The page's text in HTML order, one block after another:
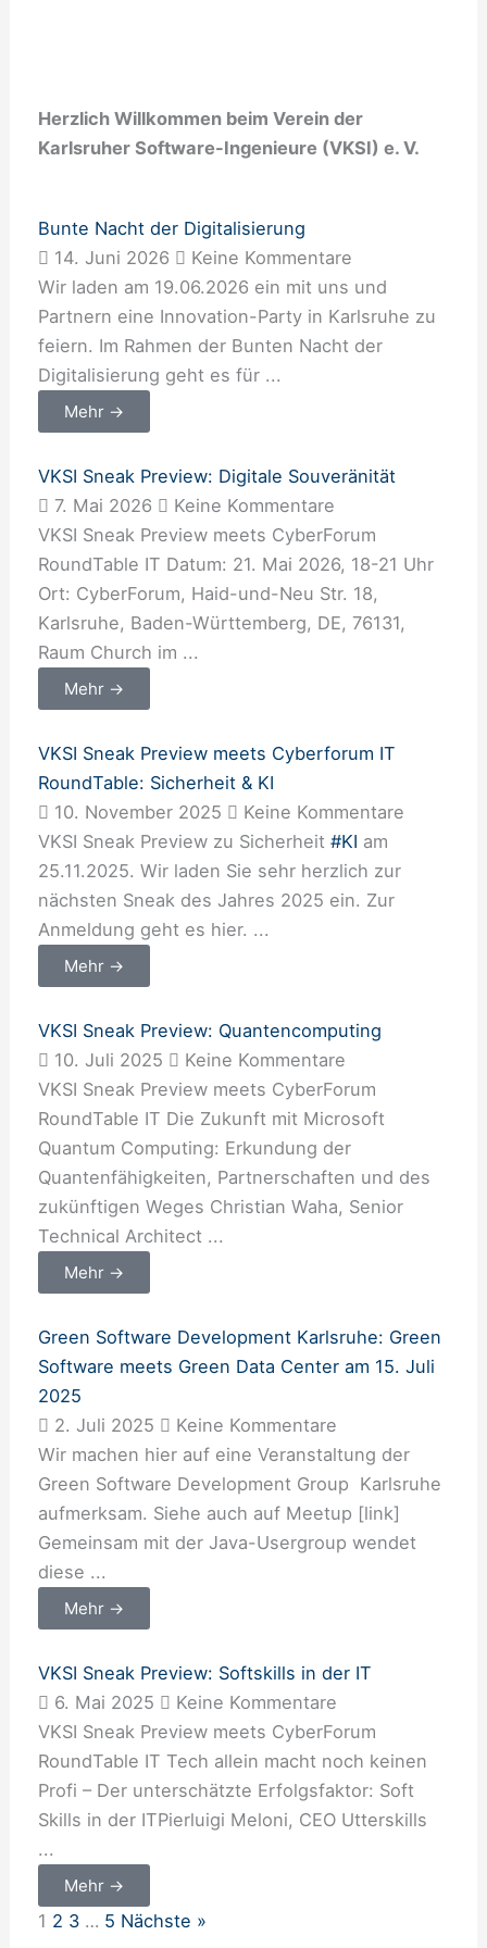
Herzlich Willkommen beim Verein der
Karlsruher Software-Ingenieure (VKSI) e. V.
Bunte Nacht der Digitalisierung
14. Juni 2026
Keine Kommentare
Wir laden am 19.06.2026 ein mit uns und
Partnern eine Innovation-Party in Karlsruhe zu
feiern. Im Rahmen der Bunten Nacht der
Digitalisierung geht es für ...
Mehr →
VKSI Sneak Preview: Digitale Souveränität
7. Mai 2026
Keine Kommentare
VKSI Sneak Preview meets CyberForum
RoundTable IT Datum: 21. Mai 2026, 18-21 Uhr
Ort: CyberForum, Haid-und-Neu Str. 18,
Karlsruhe, Baden-Württemberg, DE, 76131,
Raum Church im ...
Mehr →
VKSI Sneak Preview meets Cyberforum IT
RoundTable: Sicherheit & KI
10. November 2025
Keine Kommentare
VKSI Sneak Preview zu Sicherheit#KI am
25.11.2025. Wir laden Sie sehr herzlich zur
nächsten Sneak des Jahres 2025 ein. Zur
Anmeldung geht es hier. ...
Mehr →
VKSI Sneak Preview: Quantencomputing
10. Juli 2025
Keine Kommentare
VKSI Sneak Preview meets CyberForum
RoundTable IT Die Zukunft mit Microsoft
Quantum Computing: Erkundung der
Quantenfähigkeiten, Partnerschaften und des
zukünftigen Weges Christian Waha, Senior
Technical Architect ...
Mehr →
Green Software Development Karlsruhe: Green
Software meets Green Data Center am 15. Juli
2025
2. Juli 2025
Keine Kommentare
Wir machen hier auf eine Veranstaltung der
Green Software Development Group Karlsruhe
aufmerksam. Siehe auch auf Meetup [link]
Gemeinsam mit der Java-Usergroup wendet
diese ...
Mehr →
VKSI Sneak Preview: Softskills in der IT
6. Mai 2025
Keine Kommentare
VKSI Sneak Preview meets CyberForum
RoundTable IT Tech allein macht noch keinen
Profi – Der unterschätzte Erfolgsfaktor: Soft
Skills in der ITPierluigi Meloni, CEO Utterskills
...
Mehr →
1 2 3 … 5 Nächste »